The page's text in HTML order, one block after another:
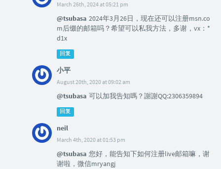
March 26th, 2024 at 05:21 pm
@tsubasa 2024年3月26日，现在还可以注册msn.co
m后缀的邮箱吗？希望可以私我方法，多谢，vx：*
d1x
回复
小平
August 20th, 2020 at 09:02 am
@tsubasa 可以加我告知嗎？謝謝QQ:2306359894
回复
neil
March 4th, 2020 at 01:53 pm
@tsubasa 您好，能告知下如何注册live邮箱嘛，谢
谢啦，微信mryangj